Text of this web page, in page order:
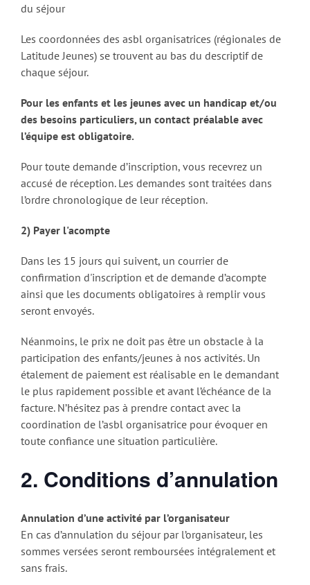
du séjour
Les coordonnées des asbl organisatrices (régionales de
Latitude Jeunes) se trouvent au bas du descriptif de
chaque séjour.
Pour les enfants et les jeunes avec un handicap et/ou
des besoins particuliers, un contact préalable avec
l’équipe est obligatoire.
Pour toute demande d’inscription, vous recevrez un
accusé de réception. Les demandes sont traitées dans
l’ordre chronologique de leur réception.
2) Payer l'acompte
Dans les 15 jours qui suivent, un courrier de
confirmation d'inscription et de demande d’acompte
ainsi que les documents obligatoires à remplir vous
seront envoyés.
Néanmoins, le prix ne doit pas être un obstacle à la
participation des enfants/jeunes à nos activités. Un
étalement de paiement est réalisable en le demandant
le plus rapidement possible et avant l’échéance de la
facture. N’hésitez pas à prendre contact avec la
coordination de l’asbl organisatrice pour évoquer en
toute confiance une situation particulière.
2. Conditions d’annulation
Annulation d’une activité par l’organisateur
En cas d’annulation du séjour par l’organisateur, les
sommes versées seront remboursées intégralement et
sans frais.